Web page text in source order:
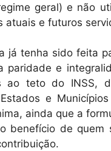
geral) e não
atuais e futuros
já tenha sido feita
e
teto do INSS,
e
ainda que a
benefício de